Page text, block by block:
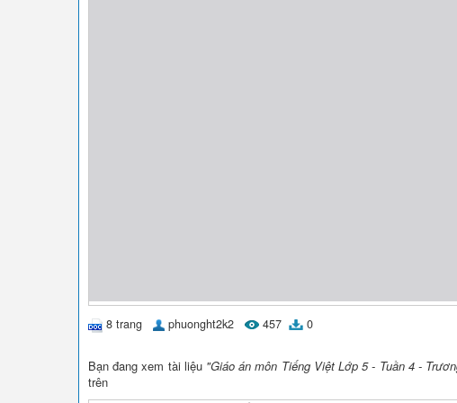
8 trang phuonght2k2 457 0
Bạn đang xem tài liệu "Giáo án môn Tiếng Việt Lớp 5 - Tuần 4 -
trên